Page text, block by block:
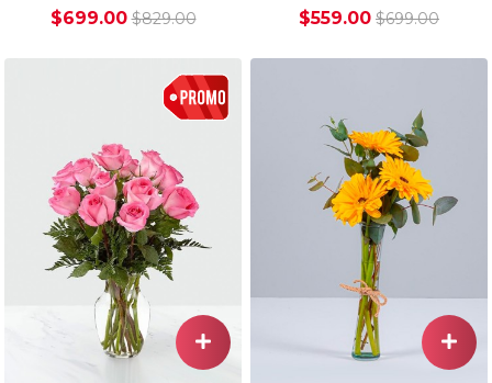
$699.00 $829.00 $559.00 $699.00